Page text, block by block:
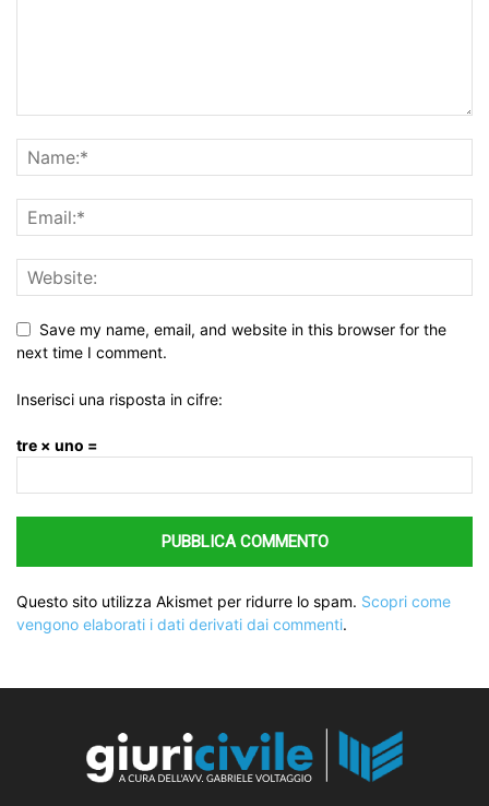
Save my name, email, and website in this browser for the
next time I comment.
Inserisci una risposta in cifre:
tre × uno =
Questo sito utilizza Akismet per ridurre lo spam. Scopri come
vengono elaborati i dati derivati dai commenti.